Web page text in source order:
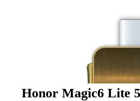
Honor Magic6 Lite